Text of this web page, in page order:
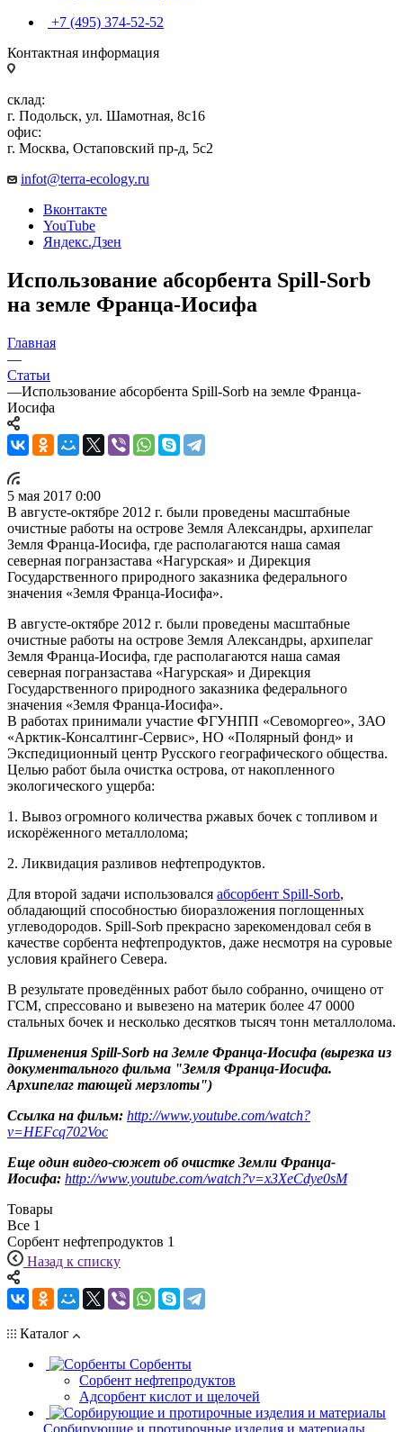
+7 (495) 374-52-52
Контактная информация
склад:
г. Подольск, ул. Шамотная, 8с16
офис:
г. Москва, Остаповский пр-д, 5с2
infot@terra-ecology.ru
Вконтакте
YouTube
Яндекс.Дзен
Использование абсорбента Spill-Sorb
на земле Франца-Иосифа
Главная
—
Статьи
—Использование абсорбента Spill-Sorb на земле Франца-
Иосифа
5 мая 2017 0:00
В августе-октябре 2012 г. были проведены масштабные
очистные работы на острове Земля Александры, архипелаг
Земля Франца-Иосифа, где располагаются наша самая
северная погранзастава «Нагурская» и Дирекция
Государственного природного заказника федерального
значения «Земля Франца-Иосифа».
В августе-октябре 2012 г. были проведены масштабные
очистные работы на острове Земля Александры, архипелаг
Земля Франца-Иосифа, где располагаются наша самая
северная погранзастава «Нагурская» и Дирекция
Государственного природного заказника федерального
значения «Земля Франца-Иосифа».
В работах принимали участие ФГУНПП «Севоморгео», ЗАО
«Арктик-Консалтинг-Сервис», НО «Полярный фонд» и
Экспедиционный центр Русского географического общества.
Целью работ была очистка острова, от накопленного
экологического ущерба:
1. Вывоз огромного количества ржавых бочек с топливом и
искорёженного металлолома;
2. Ликвидация разливов нефтепродуктов.
Для второй задачи использовался абсорбент Spill-Sorb,
обладающий способностью биоразложения поглощенных
углеводородов. Spill-Sorb прекрасно зарекомендовал себя в
качестве сорбента нефтепродуктов, даже несмотря на суровые
условия крайнего Севера.
В результате проведённых работ было собранно, очищено от
ГСМ, спрессовано и вывезено на материк более 47 0000
стальных бочек и несколько десятков тысяч тонн металлолома.
Применения Spill-Sorb на Земле Франца-Иосифа (вырезка из
документального фильма "Земля Франца-Иосифа.
Архипелаг тающей мерзлоты")
Ссылка на фильм: http://www.youtube.com/watch?
v=HEFcq702Voc
Еще один видео-сюжет об очистке Земли Франца-
Иосифа: http://www.youtube.com/watch?v=x3XeCdye0sM
Товары
Все 1
Сорбент нефтепродуктов 1
Назад к списку
Каталог
Сорбенты
Сорбент нефтепродуктов
Адсорбент кислот и щелочей
Сорбирующие и протирочные изделия и материалы